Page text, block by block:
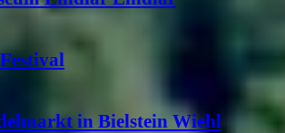
in Bielstein Wiehl